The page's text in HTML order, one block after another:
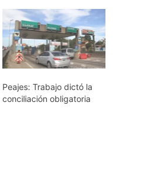
Peajes: Trabajo dictó la
conciliación obligatoria